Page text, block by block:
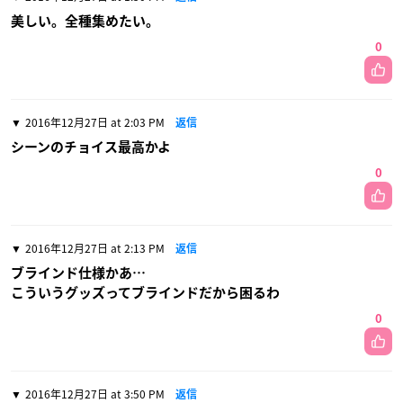
美しい。全種集めたい。
0
2016年12月27日 at 2:03 PM 返信
シーンのチョイス最高かよ
0
2016年12月27日 at 2:13 PM 返信
ブラインド仕様かあ…
こういうグッズってブラインドだから困るわ
0
2016年12月27日 at 3:50 PM 返信